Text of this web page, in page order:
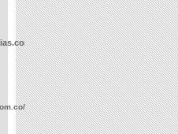
wp-
wp-